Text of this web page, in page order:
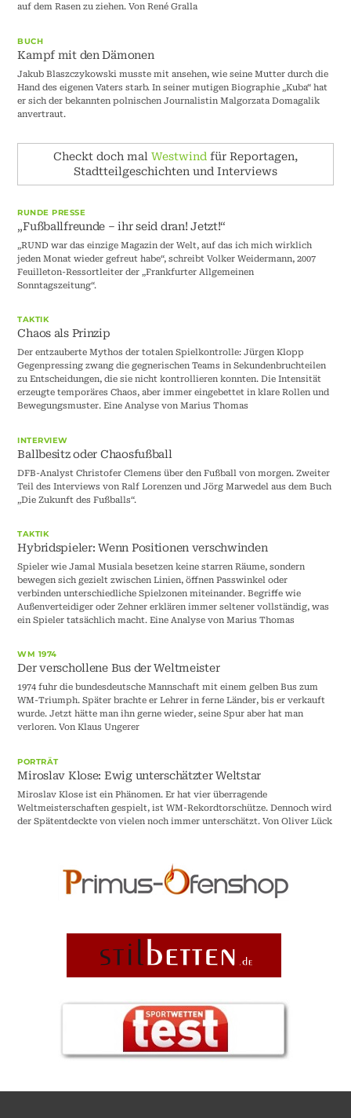
auf dem Rasen zu ziehen. Von René Gralla
BUCH
Kampf mit den Dämonen
Jakub Blaszczykowski musste mit ansehen, wie seine Mutter durch die
Hand des eigenen Vaters starb. In seiner mutigen Biographie „Kuba“ hat
er sich der bekannten polnischen Journalistin Malgorzata Domagalik
anvertraut.
Checkt doch mal Westwind für Reportagen,
Stadtteilgeschichten und Interviews
RUNDE PRESSE
„Fußballfreunde – ihr seid dran! Jetzt!“
„RUND war das einzige Magazin der Welt, auf das ich mich wirklich
jeden Monat wieder gefreut habe“, schreibt Volker Weidermann, 2007
Feuilleton-Ressortleiter der „Frankfurter Allgemeinen
Sonntagszeitung“.
TAKTIK
Chaos als Prinzip
Der entzauberte Mythos der totalen Spielkontrolle: Jürgen Klopp
Gegenpressing zwang die gegnerischen Teams in Sekundenbruchteilen
zu Entscheidungen, die sie nicht kontrollieren konnten. Die Intensität
erzeugte temporäres Chaos, aber immer eingebettet in klare Rollen und
Bewegungsmuster. Eine Analyse von Marius Thomas
INTERVIEW
Ballbesitz oder Chaosfußball
DFB-Analyst Christofer Clemens über den Fußball von morgen. Zweiter
Teil des Interviews von Ralf Lorenzen und Jörg Marwedel aus dem Buch
„Die Zukunft des Fußballs“.
TAKTIK
Hybridspieler: Wenn Positionen verschwinden
Spieler wie Jamal Musiala besetzen keine starren Räume, sondern
bewegen sich gezielt zwischen Linien, öffnen Passwinkel oder
verbinden unterschiedliche Spielzonen miteinander. Begriffe wie
Außenverteidiger oder Zehner erklären immer seltener vollständig, was
ein Spieler tatsächlich macht. Eine Analyse von Marius Thomas
WM 1974
Der verschollene Bus der Weltmeister
1974 fuhr die bundesdeutsche Mannschaft mit einem gelben Bus zum
WM-Triumph. Später brachte er Lehrer in ferne Länder, bis er verkauft
wurde. Jetzt hätte man ihn gerne wieder, seine Spur aber hat man
verloren. Von Klaus Ungerer
PORTRÄT
Miroslav Klose: Ewig unterschätzter Weltstar
Miroslav Klose ist ein Phänomen. Er hat vier überragende
Weltmeisterschaften gespielt, ist WM-Rekordtorschütze. Dennoch wird
der Spätentdeckte von vielen noch immer unterschätzt. Von Oliver Lück